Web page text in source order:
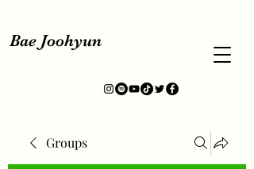
Bae Joohyun
Groups